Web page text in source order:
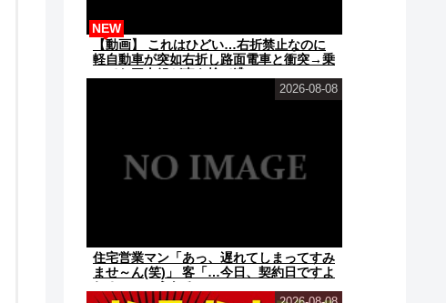
【動画】 これはひどい…右折禁止なのに
軽自動車が突如右折し路面電車と衝突→乗
NEW
住宅営業マン「あっ、遅れてしまってすみ
ませ～ん(笑)」 客「…今日、契約日ですよ
2026-08-08